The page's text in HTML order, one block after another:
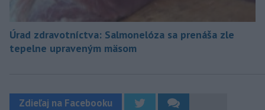
Úrad zdravotníctva: Salmonelóza sa prenáša zle
tepelne upraveným mäsom
Zdieľaj na Facebooku